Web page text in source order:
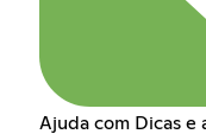
Ajuda com Dicas e